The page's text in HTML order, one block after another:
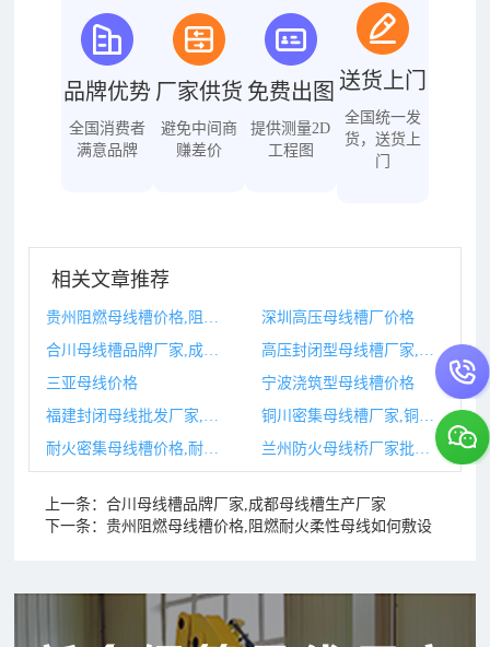
品牌优势
全国消费者
满意品牌
厂家供货
避免中间商
赚差价
免费出图
提供测量2D
工程图
送货上门
全国统一发
货，送货上
门
相关文章推荐
深圳高压母线槽厂价格
三亚母线价格
宁波浇筑型母线槽价格
上一条：合川母线槽品牌厂家,成都母线槽生产厂家
下一条：贵州阻燃母线槽价格,阻燃耐火柔性母线如何敷设